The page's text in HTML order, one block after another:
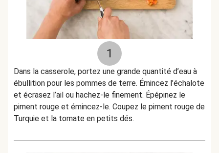
1
Dans la casserole, portez une grande quantité d’eau à
ébullition pour les pommes de terre. Émincez l’échalote
et écrasez l’ail ou hachez-le finement. Épépinez le
piment rouge et émincez-le. Coupez le piment rouge de
Turquie et la tomate en petits dés.